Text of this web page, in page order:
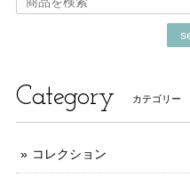
Category カテゴリー
コレクション